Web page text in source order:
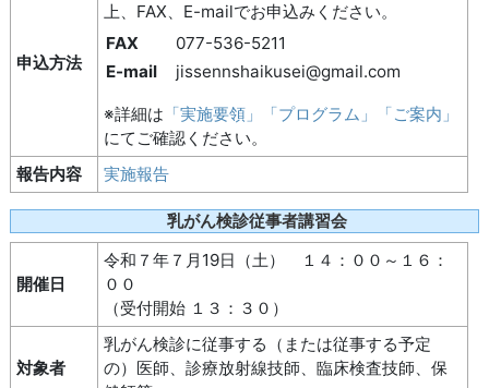
申込方法
上、FAX、E-mailでお申込みください。
FAX
077-536-5211
E-mail
jissennshaikusei@gmail.com
※詳細は 「実施要領」「プログラム」「ご案内」
にてご確認ください。
報告内容
実施報告
乳がん検診従事者講習会
開催日
令和７年７月19日（土） １４：００～１６：
００
（受付開始 １３：３０）
対象者
乳がん検診に従事する（または従事する予定
の）医師、診療放射線技師、臨床検査技師、保